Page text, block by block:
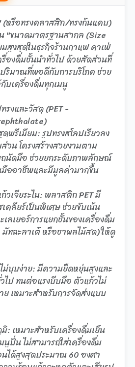
(หรือทรงคลาสสิก/ทรงก้นแคบ)
"ขนาดมาตรฐานสากล (Size
สูงสุดในธุรกิจร้านกาแฟ คาเฟ่
องดื่มชั้นนำทั่วไป ด้วยสัดส่วนที่
ริมาณที่พอดีกับการบริโภค ช่วย
บเครื่องดื่มทุกเมนู
งและวัสดุ (PET -
พรีเมียม: รูปทรงสโลปเรียวลง
วน โครงสร้างสวยงามตาม
นัดมือ ช่วยยกระดับภาพลักษณ์
ออาชีพและมีมูลค่ามากขึ้น
วเจียระไน: พลาสติก PET มี
เคลียร์เป็นพิเศษ ช่วยขับเน้น
ลเยอร์การแยกชั้นของเครื่องดื่ม
ทฉะลาเต้ หรือชาผลไม้สด) ให้ดู
ม่บุบง่าย: มีความยืดหยุ่นสูงและ
ป ทนต่อแรงบีบมือ ตัวแก้วไม่
เหมาะสำหรับการจัดส่งแบบ
เหมาะสำหรับเครื่องดื่มเย็น
นูปั่น ไม่สามารถใส่เครื่องดื่ม
ได้สูงสุดประมาณ 60 องศา